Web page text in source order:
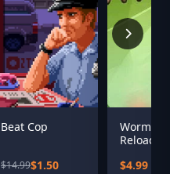
Beat Cop
$14.99$1.50
Worms
$4.99